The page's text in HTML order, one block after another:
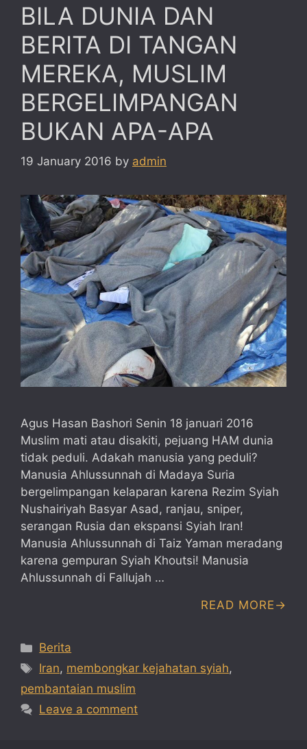
BILA DUNIA DAN
BERITA DI TANGAN
MEREKA, MUSLIM
BERGELIMPANGAN
BUKAN APA-APA
19 January 2016 by admin
Agus Hasan Bashori Senin 18 januari 2016
Muslim mati atau disakiti, pejuang HAM dunia
tidak peduli. Adakah manusia yang peduli?
Manusia Ahlussunnah di Madaya Suria
bergelimpangan kelaparan karena Rezim Syiah
Nushairiyah Basyar Asad, ranjau, sniper,
serangan Rusia dan ekspansi Syiah Iran!
Manusia Ahlussunnah di Taiz Yaman meradang
karena gempuran Syiah Khoutsi! Manusia
Ahlussunnah di Fallujah …
READ MORE
Categories
Berita
Tags
Iran, membongkar kejahatan syiah,
pembantaian muslim
Leave a comment